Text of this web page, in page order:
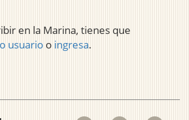
en la Marina, tienes que
usuario o ingresa.